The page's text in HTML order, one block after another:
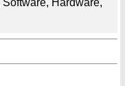
Software, Hardware,